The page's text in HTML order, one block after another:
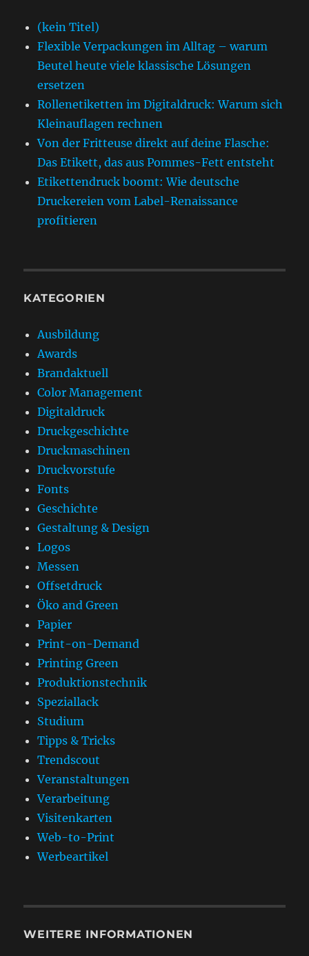
(kein Titel)
Flexible Verpackungen im Alltag – warum
Beutel heute viele klassische Lösungen
ersetzen
Rollenetiketten im Digitaldruck: Warum sich
Kleinauflagen rechnen
Von der Fritteuse direkt auf deine Flasche:
Das Etikett, das aus Pommes-Fett entsteht
Etikettendruck boomt: Wie deutsche
Druckereien vom Label-Renaissance
profitieren
KATEGORIEN
Ausbildung
Awards
Brandaktuell
Color Management
Digitaldruck
Druckgeschichte
Druckmaschinen
Druckvorstufe
Fonts
Geschichte
Gestaltung & Design
Logos
Messen
Offsetdruck
Öko and Green
Papier
Print-on-Demand
Printing Green
Produktionstechnik
Speziallack
Studium
Tipps & Tricks
Trendscout
Veranstaltungen
Verarbeitung
Visitenkarten
Web-to-Print
Werbeartikel
WEITERE INFORMATIONEN